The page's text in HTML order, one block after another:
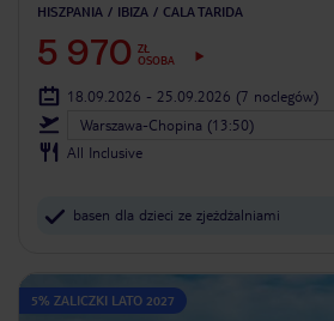
HISZPANIA IBIZA CALA TARIDA
5 970 ZŁ
OSOBA
18.09.2026 - 25.09.2026 (7 noclegów)
Warszawa-Chopina (13:50)
All Inclusive
basen dla dzieci ze zjeżdżalniami
5% ZALICZKI LATO 2027